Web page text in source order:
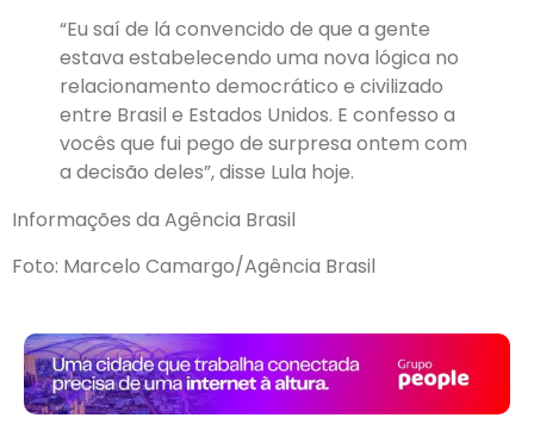
“Eu saí de lá convencido de que a gente
estava estabelecendo uma nova lógica no
relacionamento democrático e civilizado
entre Brasil e Estados Unidos. E confesso a
vocês que fui pego de surpresa ontem com
a decisão deles”, disse Lula hoje.
Informações da Agência Brasil
Foto: Marcelo Camargo/Agência Brasil